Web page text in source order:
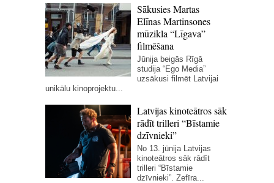
Sākusies Martas
Elīnas Martinsones
mūzikla “Līgava”
filmēšana
Jūnija beigās Rīgā
studija “Ego Media”
uzsākusi filmēt Latvijai
unikālu kinoprojektu...
Latvijas kinoteātros sāk
rādīt trilleri “Bīstamie
dzīvnieki”
No 13. jūnija Latvijas
kinoteātros sāk rādīt
trilleri “Bīstamie
dzīvnieki”. Zefīra...